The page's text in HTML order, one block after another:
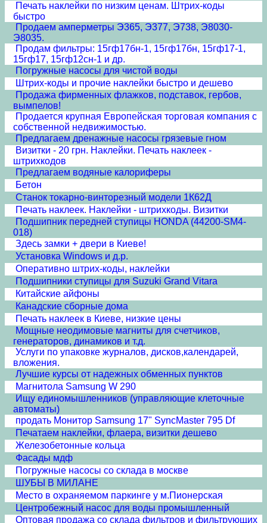
Печать наклейки по низким ценам. Штрих-коды
быстро
Продаем амперметры Э365, Э377, Э738, Э8030-
Э8035.
Продам фильтры: 15гф17бн-1, 15гф17бн, 15гф17-1,
15гф17, 15гф12сн-1 и др.
Погружные насосы для чистой воды
Штрих-коды и прочие наклейки быстро и дешево
Продажа фирменных флажков, подставок, гербов,
вымпелов!
Продается крупная Европейская торговая компания с
собственной недвижимостью.
Предлагаем дренажные насосы грязевые гном
Визитки - 20 грн. Наклейки. Печать наклеек -
штрихкодов
Предлагаем водяные калориферы
Бетон
Станок токарно-винторезный модели 1К62Д
Печать наклеек. Наклейки - штрихкоды. Визитки
Подшипник передней ступицы HONDA (44200-SM4-
018)
Здесь замки + двери в Киеве!
Установка Windows и д.р.
Оперативно штрих-коды, наклейки
Подшипники ступицы для Suzuki Grand Vitara
Китайские айфоны
Канадские сборные дома
Печать наклеек в Киеве, низкие цены
Мощные неодимовые магниты для счетчиков,
генераторов, динамиков и т.д.
Услуги по упаковке журналов, дисков,календарей,
вложения.
Лучшие курсы от надежных обменных пунктов
Магнитола Samsung W 290
Ищу единомышленников (управляющие клеточные
автоматы)
продать Монитор Samsung 17" SyncMaster 795 Df
Печатаем наклейки, флаера, визитки дешево
Железобетонные кольца
Фасады мдф
Погружные насосы со склада в москве
ШУБЫ В МИЛАНЕ
Место в охраняемом паркинге у м.Пионерская
Центробежный насос для воды промышленный
Оптовая продажа со склада фильтров и фильтрующих